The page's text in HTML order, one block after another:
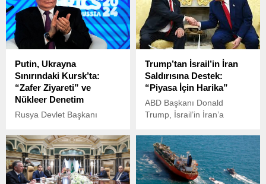
general rütbesinde 7 İranlı
askeri yetkilinin hayatını
kaybettiği hava saldırısına
pişman edici bir yanıt
yollarla değil, müzakereler
aracılığıyla çözülmesi
gerektiğini vurguladı.
Putin, Ukrayna
Sınırındaki Kursk’ta:
“Zafer Ziyareti” ve
Nükleer Denetim
Rusya Devlet Başkanı
sınırına yakın Kursk
bölgesine ziyaret
gerçekleştirdi. Bu,
Moskova’nın geçen yıl
Trump’tan İsrail’in İran
Saldırısına Destek:
“Piyasa İçin Harika”
ABD Başkanı Donald
Trump, İsrail’in İran’a
“büyük başarı” olarak
nitelendirerek, bunun
küresel piyasalara olumlu
yansıyacağını söyledi.